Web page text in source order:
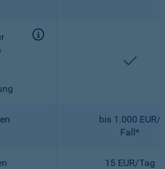
bis 1.000 EUR/
Fall*
15 EUR/Tag